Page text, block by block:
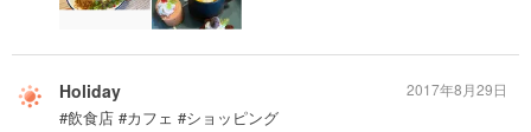
Holiday
#飲食店 #カフェ #ショッピング
2017年8月29日